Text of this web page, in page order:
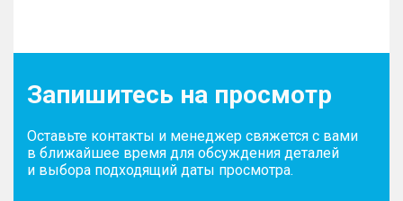
Запишитесь на просмотр
Оставьте контакты и менеджер свяжется с вами
в ближайшее время для обсуждения деталей
и выбора подходящий даты просмотра.